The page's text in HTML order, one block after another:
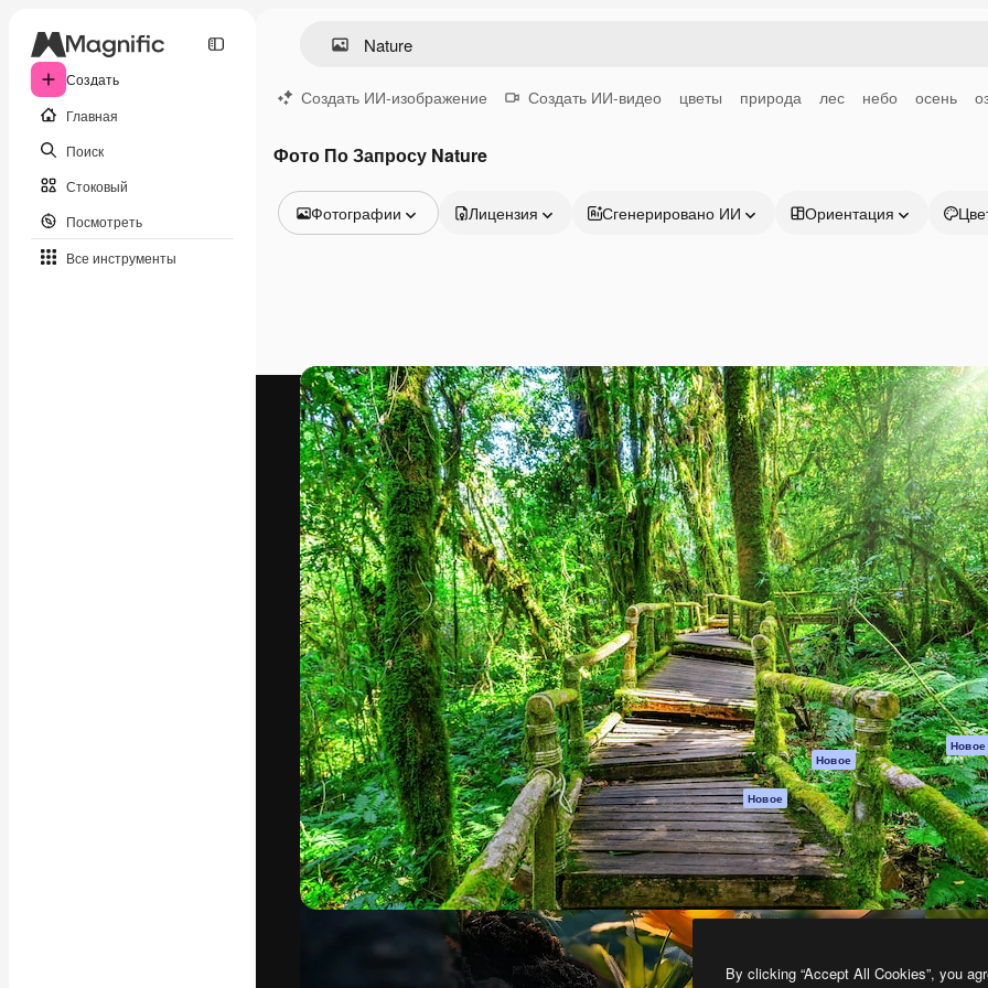
Создать
Главная
Поиск
Стоковый
Посмотреть
Все инструменты
Создать ИИ-изображение Создать ИИ-видео цветы природа лес небо осень
Фото По Запросу Nature
Фотографии
Видео
Видеоролик
Моушн-дизайн
Видеошаблоны
Иконки
3D-модели
Шрифты
Лицензия Сгенерировано ИИ Ориентация
Креативная платформа для создания
ваших лучших работ. Более 1 миллиона
подписчиков среди креаторов,
предприятий, агентств и студий.
Pусский
Продукция
Spaces
ИИ-помощник
Генератор
изображений ИИ
Генератор видео
ИИ
Генератор голоса
на основе ИИ
Стоковый контент
MCP для
Claude/ChatGPT
Новое
Агенты Новое
API
Мобильное
приложение
Все инструменты
Magnific
Начать
Academy
Документация
Пакету ИИ
Служба
поддержки
Условия и
положения
Политика
Оригиналы Новое
Политика
cookie
Центр доверия
Партнеры
Предприятие
By clicking “Accept All Cookies”, you